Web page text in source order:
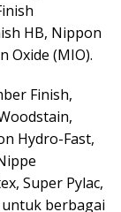
HB, Nippon
Oxide (MIO).
Finish,
Hydro-Fast,
Super Pylac,
berbagai